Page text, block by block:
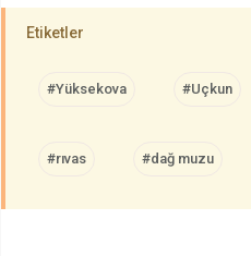
Etiketler
#Yüksekova #Uçkun
#rıvas #dağ muzu